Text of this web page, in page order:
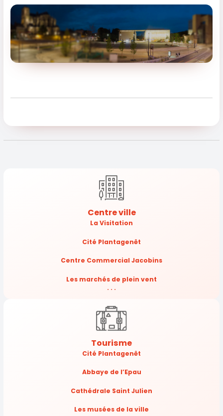
Centre ville
La Visitation
Cité Plantagenêt
Centre Commercial Jacobins
Les marchés de plein vent
. . .
Tourisme
Cité Plantagenêt
Abbaye de l’Epau
Cathédrale Saint Julien
Les musées de la ville